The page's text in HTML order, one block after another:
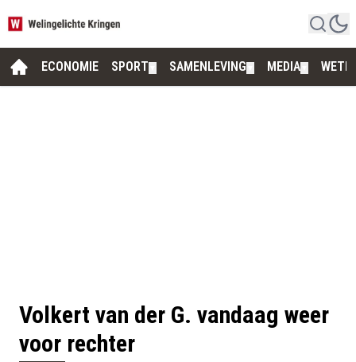
ECONOMIE SPORT SAMENLEVING MEDIA
Volkert van der G. vandaag weer
voor rechter